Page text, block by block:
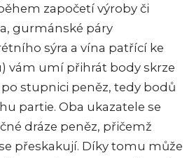
započetí výroby či
gurmánské páry
sýra a vína patřící ke
vám umí přihrát body skrze
stupnici peněz, tedy bodů
partie. Oba ukazatele se
dráze peněz, přičemž
přeskakují. Díky tomu může